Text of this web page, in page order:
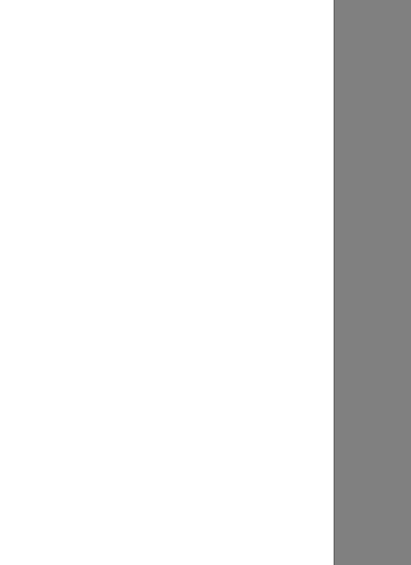
avez
(pour